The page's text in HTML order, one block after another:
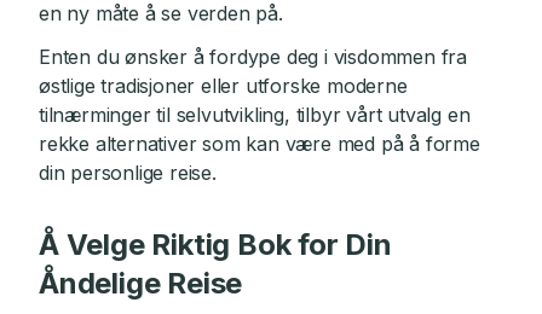
en ny måte å se verden på.
Enten du ønsker å fordype deg i visdommen fra
østlige tradisjoner eller utforske moderne
tilnærminger til selvutvikling, tilbyr vårt utvalg en
rekke alternativer som kan være med på å forme
din personlige reise.
Å Velge Riktig Bok for Din
Åndelige Reise